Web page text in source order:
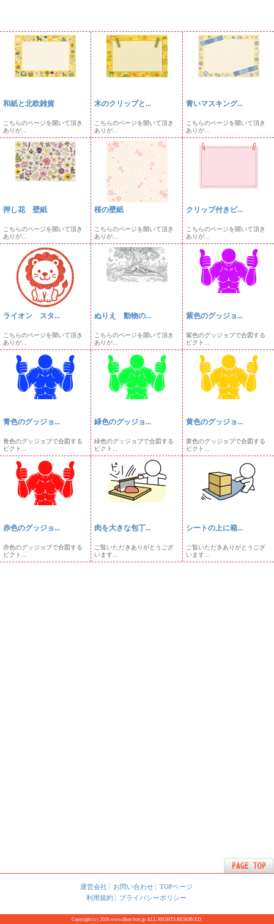
和紙と北欧雑貨
こちらのページを開いて頂き
ありが...
木のクリップと...
こちらのページを開いて頂き
ありが...
青いマスキング...
こちらのページを開いて頂き
ありが...
押し花 壁紙
こちらのページを開いて頂き
ありが...
桜の壁紙
こちらのページを開いて頂き
ありが...
クリップ付きピ...
こちらのページを開いて頂き
ありが...
ライオン スタ...
こちらのページを開いて頂き
ありが...
ぬりえ 動物の...
こちらのページを開いて頂き
ありが...
紫色のグッジョ...
紫色のグッジョブで合図する
ピクト...
青色のグッジョ...
青色のグッジョブで合図する
ピクト...
緑色のグッジョ...
緑色のグッジョブで合図する
ピクト...
黄色のグッジョ...
黄色のグッジョブで合図する
ピクト...
赤色のグッジョ...
赤色のグッジョブで合図する
ピクト...
肉を大きな包丁...
ご覧いただきありがとうござ
います...
シートの上に箱...
ご覧いただきありがとうござ
います...
運営会社 お問い合わせ
TOPページ
利用規約
プライバシーポリシー
Copyright (c) 2026 www.illust-box.jp ALL RIGHTS RESERVED.